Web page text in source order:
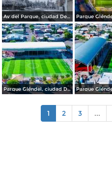
Av del Parque, ciudad Delicias.
Parque Gléndel, ciudad Delicias Chihuahua.
1 2 3 ...